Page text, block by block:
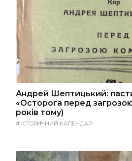
Андрей Шептицький:
«Осторога перед
років тому)
# ІСТОРИЧНИЙ КАЛЕНДАР